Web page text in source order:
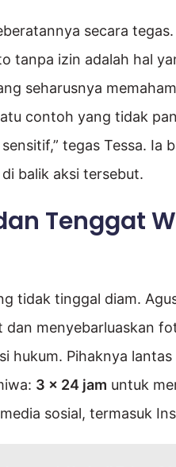
secara
tanpa izin adalah hal
seharusnya
contoh yang tidak
tegas Tessa. Ia
balik aksi tersebut.
Tenggat
tidak tinggal diam.
menyebarluaskan
hukum. Pihaknya
3 x 24 jam untuk
sosial, termasuk